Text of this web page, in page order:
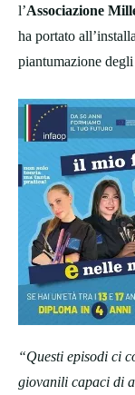
l’Associazione
ha portato
piantumazione
“Questi episodi ci
giovanili capaci di